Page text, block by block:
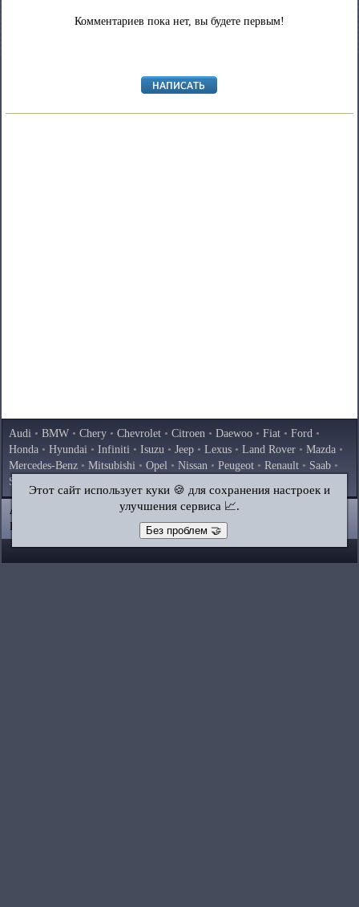
Комментариев пока нет, вы будете первым!
Audi • BMW • Chery • Chevrolet • Citroen • Daewoo • Fiat • Ford •
Honda • Hyundai • Infiniti • Isuzu • Jeep • Lexus • Land Rover • Mazda •
Mercedes-Benz • Mitsubishi • Opel • Nissan • Peugeot • Renault • Saab •
Skoda
AutoInstruction.ru © 2020–2026|Полная версия
Карта сайта
Контакты|Поиск по сайту
Этот сайт использует куки 🍪 для сохранения настроек и
улучшения сервиса 📈.
Без проблем 🤝